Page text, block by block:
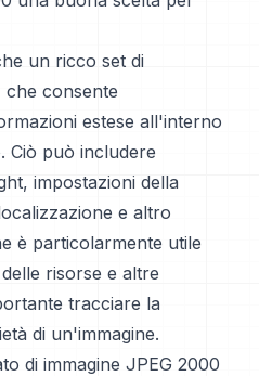
un ricco set di
che consente
estese all'interno
Ciò può includere
impostazioni della
e altro
è particolarmente utile
risorse e altre
tracciare la
di un'immagine.
di immagine JPEG 2000